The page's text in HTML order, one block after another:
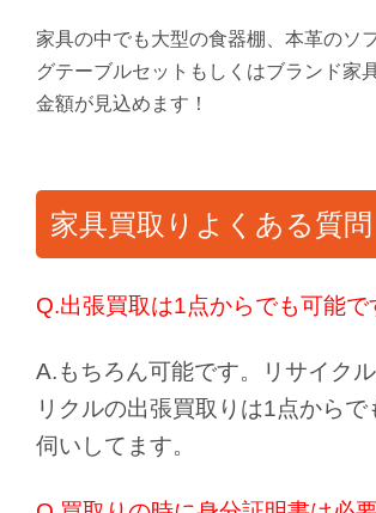
家具の中でも大型の食器棚、本革のソ
グテーブルセットもしくはブランド家
金額が見込めます！
家具買取りよくある質問
Q.出張買取は1点からでも可能で
A.もちろん可能です。リサイク
リクルの出張買取りは1点からで
伺いしてます。